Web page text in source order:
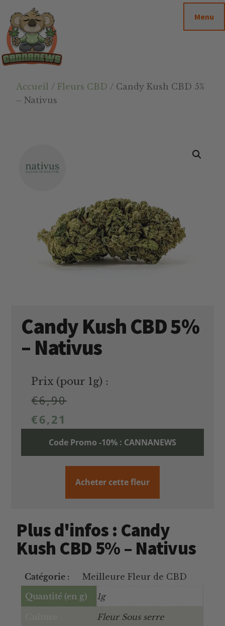
contenu
principal
barre
latérale
principale
footer
Cannanews.fr
Menu
Accueil / Fleurs CBD / Candy Kush CBD 5%
– Nativus
Candy Kush CBD 5%
– Nativus
Prix (pour 1g) :
€6,90
€6,21
Code Promo -10% : CANNANEWS
Acheter cette fleur
Plus d'infos : Candy
Kush CBD 5% – Nativus
Catégorie :
Meilleure Fleur de CBD
Quantité (en g)
1g
Fleur Sous serre